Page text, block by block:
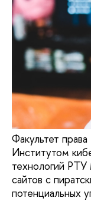
Факультет
Институтом
технологий
сайтов с
потенциальных